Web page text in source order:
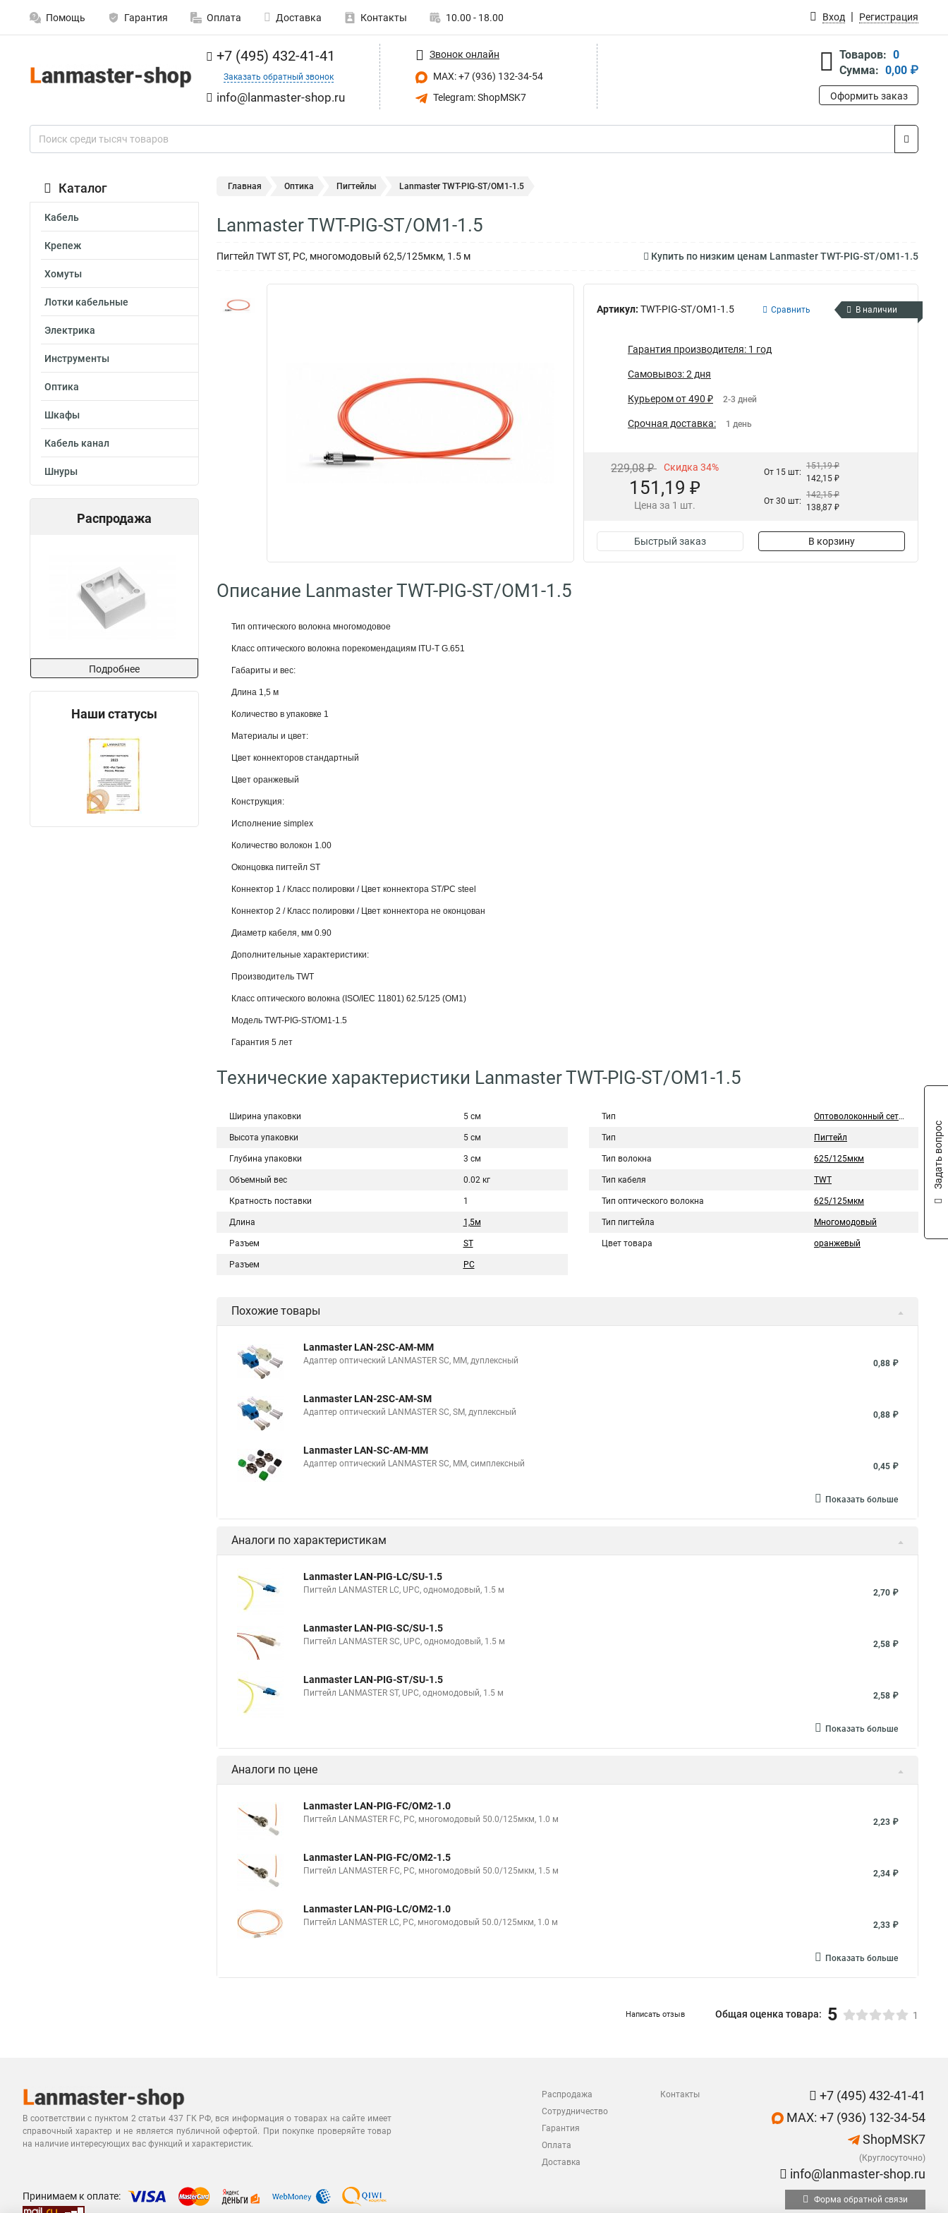
Помощь Гарантия Оплата Доставка Контакты 10.00 - 18.00 Вход Регистрация
+7 (495) 432-41-41
Заказать обратный звонок
info@lanmaster-shop.ru
Звонок онлайн
MAX: +7 (936) 132-34-54
Telegram: ShopMSK7
Товаров: 0
Сумма: 0,00 ₽
Оформить заказ
Каталог
Кабель
Крепеж
Хомуты
Лотки кабельные
Электрика
Инструменты
Оптика
Шкафы
Кабель канал
Шнуры
Распродажа
Подробнее
Наши статусы
Главная Оптика Пигтейлы Lanmaster TWT-PIG-ST/OM1-1.5
Lanmaster TWT-PIG-ST/OM1-1.5
Пигтейл TWT ST, PC, многомодовый 62,5/125мкм, 1.5 м Купить по низким ценам Lanmaster TWT-PIG-ST/OM1-1.5
Артикул: TWT-PIG-ST/OM1-1.5 Сравнить В наличии
Гарантия производителя: 1 год
Самовывоз: 2 дня
Курьером от 490 ₽ 2-3 дней
Срочная доставка: 1 день
229,08 ₽ Скидка 34%
151,19 ₽
Цена за 1 шт.
От 15 шт:
151,19 ₽
142,15 ₽
От 30 шт:
142,15 ₽
138,87 ₽
Быстрый заказ В корзину
Описание Lanmaster TWT-PIG-ST/OM1-1.5
Тип оптического волокна многомодовое
Класс оптического волокна порекомендациям ITU-T G.651
Габариты и вес:
Длина 1,5 м
Количество в упаковке 1
Материалы и цвет:
Цвет коннекторов стандартный
Цвет оранжевый
Конструкция:
Исполнение simplex
Количество волокон 1.00
Оконцовка пигтейл ST
Коннектор 1 / Класс полировки / Цвет коннектора ST/PC steel
Коннектор 2 / Класс полировки / Цвет коннектора не оконцован
Диаметр кабеля, мм 0.90
Дополнительные характеристики:
Производитель TWT
Класс оптического волокна (ISO/IEC 11801) 62.5/125 (OM1)
Модель TWT-PIG-ST/OM1-1.5
Гарантия 5 лет
Технические характеристики Lanmaster TWT-PIG-ST/OM1-1.5
Ширина упаковки 5 см
Высота упаковки 5 см
Глубина упаковки 3 см
Объемный вес 0.02 кг
Кратность поставки 1
Длина 1,5м
Разъем ST
Разъем PC
Тип Оптоволоконный сетевой кабель
Тип Пигтейл
Тип волокна 625/125мкм
Тип кабеля TWT
Тип оптического волокна 625/125мкм
Тип пигтейла Многомодовый
Цвет товара оранжевый
Похожие товары
Lanmaster LAN-2SC-AM-MM
Адаптер оптический LANMASTER SC, MM, дуплексный 0,88 ₽
Lanmaster LAN-2SC-AM-SM
Адаптер оптический LANMASTER SC, SM, дуплексный 0,88 ₽
Lanmaster LAN-SC-AM-MM
Адаптер оптический LANMASTER SC, MM, симплексный 0,45 ₽
Показать больше
Аналоги по характеристикам
Lanmaster LAN-PIG-LC/SU-1.5
Пигтейл LANMASTER LC, UPC, одномодовый, 1.5 м 2,70 ₽
Lanmaster LAN-PIG-SC/SU-1.5
Пигтейл LANMASTER SC, UPC, одномодовый, 1.5 м 2,58 ₽
Lanmaster LAN-PIG-ST/SU-1.5
Пигтейл LANMASTER ST, UPC, одномодовый, 1.5 м 2,58 ₽
Показать больше
Аналоги по цене
Lanmaster LAN-PIG-FC/OM2-1.0
Пигтейл LANMASTER FC, PC, многомодовый 50.0/125мкм, 1.0 м 2,23 ₽
Lanmaster LAN-PIG-FC/OM2-1.5
Пигтейл LANMASTER FC, PC, многомодовый 50.0/125мкм, 1.5 м 2,34 ₽
Lanmaster LAN-PIG-LC/OM2-1.0
Пигтейл LANMASTER LC, PC, многомодовый 50.0/125мкм, 1.0 м 2,33 ₽
Показать больше
Написать отзыв Общая оценка товара: 5 1
В соответствии с пунктом 2 статьи 437 ГК РФ, вся информация о товарах на сайте имеет
справочный характер и не является публичной офертой. При покупке проверяйте товар
на наличие интересующих вас функций и характеристик.
Распродажа
Сотрудничество
Гарантия
Оплата
Доставка
Контакты
+7 (495) 432-41-41
MAX: +7 (936) 132-34-54
ShopMSK7
(Круглосуточно)
info@lanmaster-shop.ru
Принимаем к оплате: Форма обратной связи
Задать вопрос